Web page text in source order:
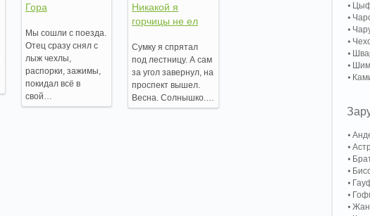
Гора
Мы сошли с поезда.
Отец сразу снял с
лыж чехлы,
распорки, зажимы,
покидал всё в
свой…
Никакой я
горчицы не ел
Сумку я спрятал
под лестницу. А сам
за угол завернул, на
проспект вышел.
Весна. Солнышко.…
Жан